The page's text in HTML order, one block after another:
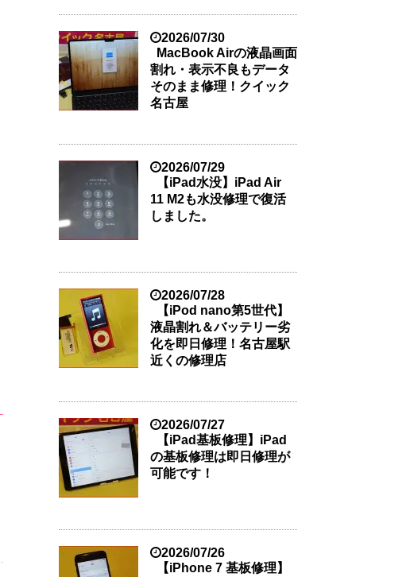
2026/07/30
MacBook Airの液晶画面
割れ・表示不良もデータ
そのまま修理！クイック
名古屋
2026/07/29
【iPad水没】iPad Air
11 M2も水没修理で復活
しました。
2026/07/28
【iPod nano第5世代】
液晶割れ＆バッテリー劣
化を即日修理！名古屋駅
近くの修理店
2026/07/27
【iPad基板修理】iPad
の基板修理は即日修理が
可能です！
2026/07/26
【iPhone 7 基板修理】